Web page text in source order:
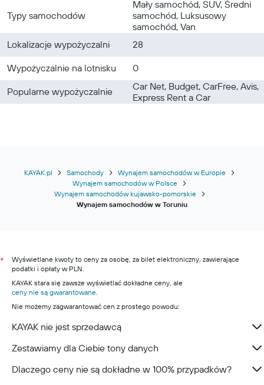
Typy samochodów
Mały samochód, SUV, Średni
samochód, Luksusowy
samochód, Van
Lokalizacje wypożyczalni
28
Wypożyczalnie na lotnisku
0
Popularne wypożyczalnie
Car Net, Budget, CarFree, Avis,
Express Rent a Car
KAYAK.pl Samochody
Wynajem samochodów w Europie
Wynajem samochodów w Polsce
Wynajem samochodów kujawsko-pomorskie
Wynajem samochodów w Toruniu
*
Wyświetlane kwoty to ceny za osobę, za bilet elektroniczny, zawierające
podatki i opłaty w PLN.
KAYAK stara się zawsze wyświetlać dokładne ceny, ale
ceny nie są gwarantowane
Nie możemy zagwarantować cen z prostego powodu:
KAYAK nie jest sprzedawcą
Zestawiamy dla Ciebie tony danych
Dlaczego ceny nie są dokładne w 100% przypadków?